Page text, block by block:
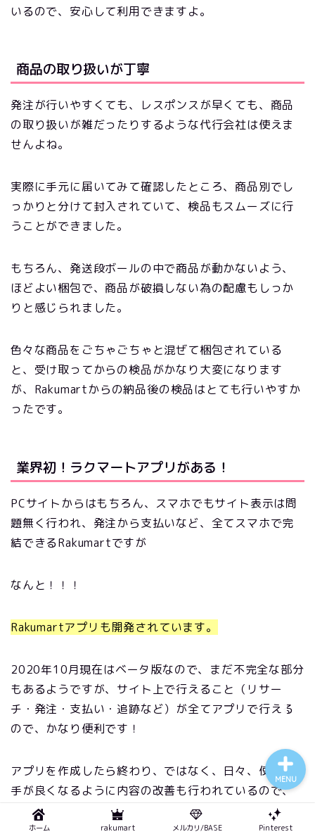
いるので、安心して利用できますよ。
商品の取り扱いが丁寧
発注が行いやすくても、レスポンスが早くても、商品
の取り扱いが雑だったりするような代行会社は使えま
せんよね。
実際に手元に届いてみて確認したところ、商品別でし
っかりと分けて封入されていて、検品もスムーズに行
うことができました。
もちろん、発送段ボールの中で商品が動かないよう、
ほどよい梱包で、商品が破損しない為の配慮もしっか
りと感じられました。
色々な商品をごちゃごちゃと混ぜて梱包されている
と、受け取ってからの検品がかなり大変になります
が、Rakumartからの納品後の検品はとても行いやすか
ったです。
業界初！ラクマートアプリがある！
PCサイトからはもちろん、スマホでもサイト表示は問
題無く行われ、発注から支払いなど、全てスマホで完
結できるRakumartですが
なんと！！！
Rakumartアプリも開発されています。
2020年10月現在はベータ版なので、まだ不完全な部分
もあるようですが、サイト上で行えること（リサー
チ・発注・支払い・追跡など）が全てアプリで行える
ので、かなり便利です！
アプリを作成したら終わり、ではなく、日々、使い勝
手が良くなるように内容の改善も行われているので、
長く安心して使用できます。
ホーム rakumart メルカリ/BASE Pinterest
MENU
おうちのままこ トップ
お問い合わせ